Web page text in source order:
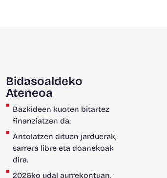
Bidasoaldeko
Ateneoa
Bazkideen kuoten bitartez
finanziatzen da.
Antolatzen dituen jarduerak,
sarrera libre eta doanekoak
dira.
2026ko udal aurrekontuan,